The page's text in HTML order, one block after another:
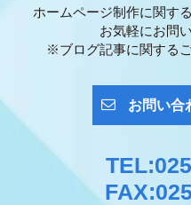
ホームページ制作に関す
お気軽にお問
※ブログ記事に関する
お問い合